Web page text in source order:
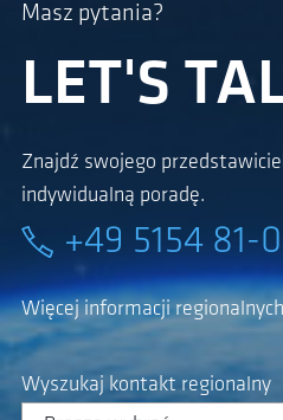
Masz pytania?
LET'S
Znajdź swojego
indywidualną poradę.
+49 5154 81-0
Więcej informacji regionalnych
Wyszukaj kontakt regionalny